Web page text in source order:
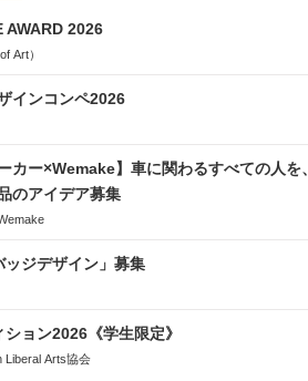
AWARD 2026
Art）
インコンペ2026
カー×Wemake】車に関わるすべての人を
のアイデア募集
ジデザイン」募集
ョン2026《学生限定》
Liberal Arts協会